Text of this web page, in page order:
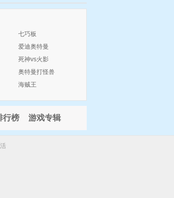
七巧板
爱迪奥特曼
死神vs火影
奥特曼打怪兽
海贼王
行榜 游戏专辑